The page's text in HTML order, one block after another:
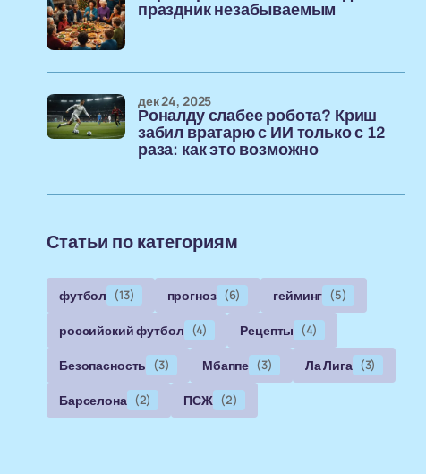
праздник незабываемым
Роналду слабее робота? Криш
забил вратарю с ИИ только с 12
раза: как это возможно
дек 24, 2025
Статьи по категориям
футбол (13) прогноз (6) гейминг (5)
российский футбол (4) Рецепты (4)
Безопасность (3) Мбаппе (3) Ла Лига (3)
Барселона (2) ПСЖ (2)